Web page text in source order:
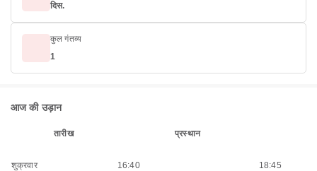
दिस.
कुल गंतव्य
1
आज की उड़ान
तारीख प्रस्थान
शुक्रवार
16:40
18:45